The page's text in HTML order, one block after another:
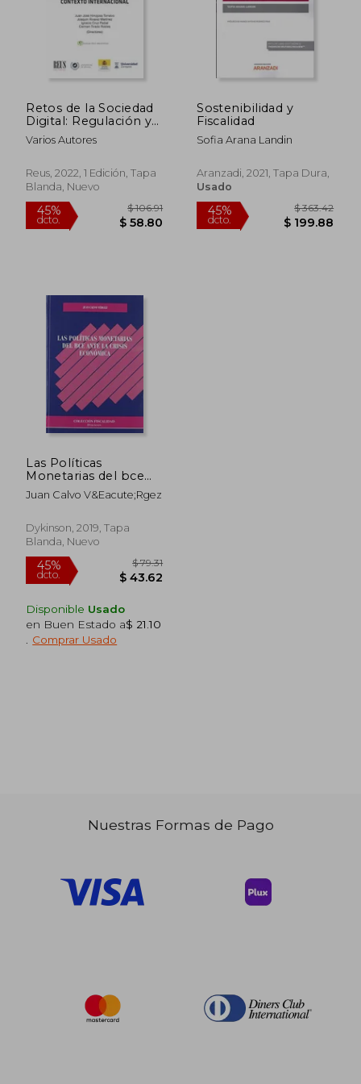
45%
dcto.
$ 191.40
Retos de la Sociedad
Digital: Regulación y
Fiscalidad en un
Contexto
(Derecho Financiero
y Tributario)
Varios Autores
Reus, 2022, 1 Edición, Tapa
Blanda, Nuevo
dcto.
Sostenibilidad y
Fiscalidad
Sofia Arana Landin
Aranzadi, 2021, Tapa Dura,
Usado
Las Políticas
Monetarias del bce
Ante la Crisis
Económica
Juan Calvo V&Eacute;Rgez
Dykinson, 2019, Tapa
Blanda, Nuevo
Disponible Usado
en Buen Estado a$ 21.10
Comprar Usado
Nuestras Formas de Pago